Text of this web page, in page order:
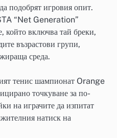
подобрят игровия опит.
“Net Generation”
който включва тай бреки,
възрастови групи,
среда.
тенис шампионат Orange
точкуване за по-
на играчите да изпитат
натиск на